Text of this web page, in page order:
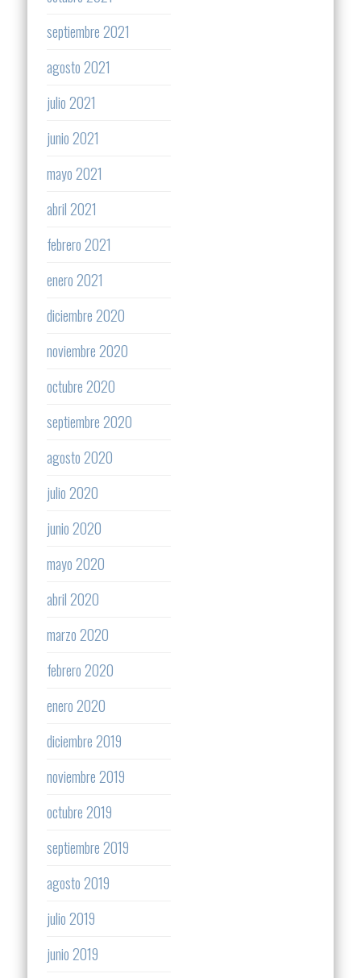
septiembre 2021
agosto 2021
julio 2021
junio 2021
mayo 2021
abril 2021
febrero 2021
enero 2021
diciembre 2020
noviembre 2020
octubre 2020
septiembre 2020
agosto 2020
julio 2020
junio 2020
mayo 2020
abril 2020
marzo 2020
febrero 2020
enero 2020
diciembre 2019
noviembre 2019
octubre 2019
septiembre 2019
agosto 2019
julio 2019
junio 2019